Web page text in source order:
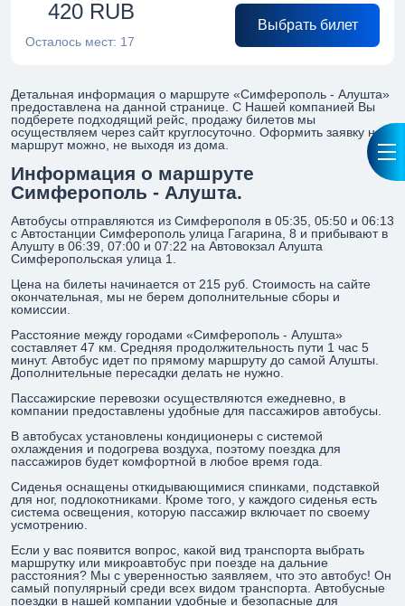
420 RUB
Осталось мест: 17
Выбрать билет
Детальная информация о маршруте «Симферополь - Алушта»
предоставлена на данной странице. С Нашей компанией Вы
подберете подходящий рейс, продажу билетов мы
осуществляем через сайт круглосуточно. Оформить заявку на
маршрут можно, не выходя из дома.
Информация о маршруте
Симферополь - Алушта.
Автобусы отправляются из Симферополя в 05:35, 05:50 и 06:13
с Автостанции Симферополь улица Гагарина, 8 и прибывают в
Алушту в 06:39, 07:00 и 07:22 на Автовокзал Алушта
Симферопольская улица 1.
Цена на билеты начинается от 215 руб. Стоимость на сайте
окончательная, мы не берем дополнительные сборы и
комиссии.
Расстояние между городами «Симферополь - Алушта»
составляет 47 км. Средняя продолжительность пути 1 час 5
минут. Автобус идет по прямому маршруту до самой Алушты.
Дополнительные пересадки делать не нужно.
Пассажирские перевозки осуществляются ежедневно, в
компании предоставлены удобные для пассажиров автобусы.
В автобусах установлены кондиционеры с системой
охлаждения и подогрева воздуха, поэтому поездка для
пассажиров будет комфортной в любое время года.
Сиденья оснащены откидывающимися спинками, подставкой
для ног, подлокотниками. Кроме того, у каждого сиденья есть
система освещения, которую пассажир включает по своему
усмотрению.
Если у вас появится вопрос, какой вид транспорта выбрать
маршрутку или микроавтобус при поезде на дальние
расстояния? Мы с уверенностью заявляем, что это автобус! Он
самый популярный среди всех видом транспорта. Автобусные
поездки в нашей компании удобные и безопасные для